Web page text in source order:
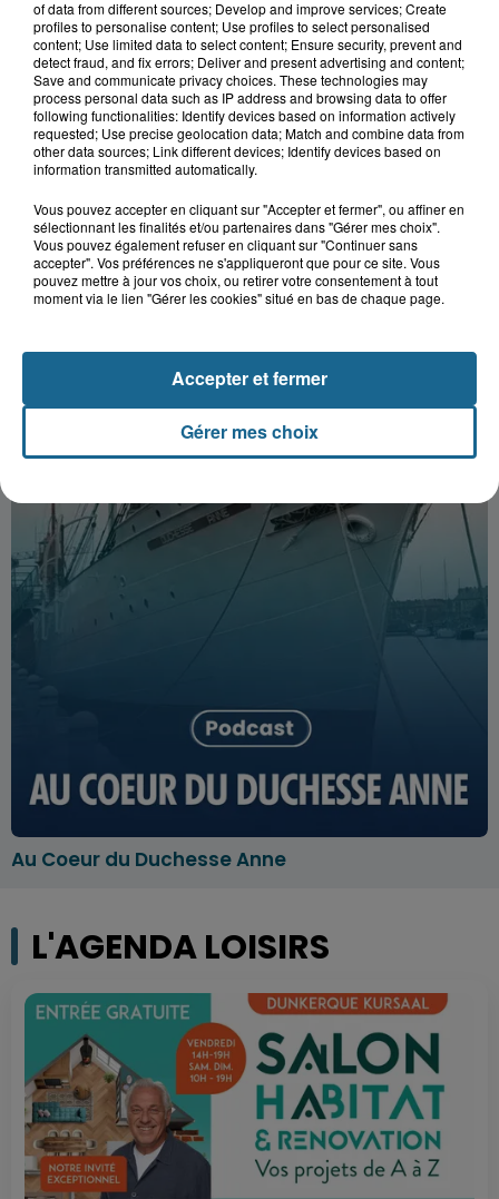
7 août 2026
Hazebrouck : bientôt une Maison
France Services "pour rapporter des...
Au Coeur du Duchesse Anne
L'AGENDA LOISIRS
of data from different sources; Develop and improve services; Create
profiles to personalise content; Use profiles to select personalised
content; Use limited data to select content; Ensure security, prevent and
detect fraud, and fix errors; Deliver and present advertising and content;
Save and communicate privacy choices. These technologies may
process personal data such as IP address and browsing data to offer
following functionalities: Identify devices based on information actively
requested; Use precise geolocation data; Match and combine data from
other data sources; Link different devices; Identify devices based on
information transmitted automatically.
Vous pouvez accepter en cliquant sur "Accepter et fermer", ou affiner en
sélectionnant les finalités et/ou partenaires dans "Gérer mes choix".
Vous pouvez également refuser en cliquant sur "Continuer sans
accepter". Vos préférences ne s'appliqueront que pour ce site. Vous
pouvez mettre à jour vos choix, ou retirer votre consentement à tout
moment via le lien "Gérer les cookies" situé en bas de chaque page.
Gérer mes choix
Accepter et fermer